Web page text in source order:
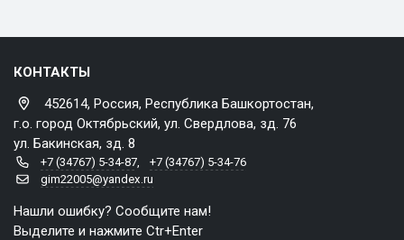
КОНТАКТЫ
452614, Россия, Республика Башкортостан,
г.о. город Октябрьский, ул. Свердлова, зд. 76
ул. Бакинская, зд. 8
+7 (34767) 5-34-87,
+7 (34767) 5-34-76
gim22005@yandex.ru
Нашли ошибку? Сообщите нам!
Выделите и нажмите Ctr+Enter